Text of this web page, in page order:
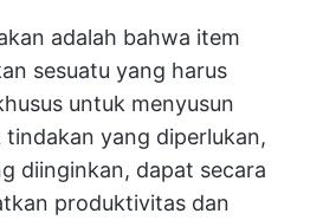
adalah bahwa item
sesuatu yang harus
untuk menyusun
yang diperlukan,
diinginkan, dapat secara
produktivitas dan